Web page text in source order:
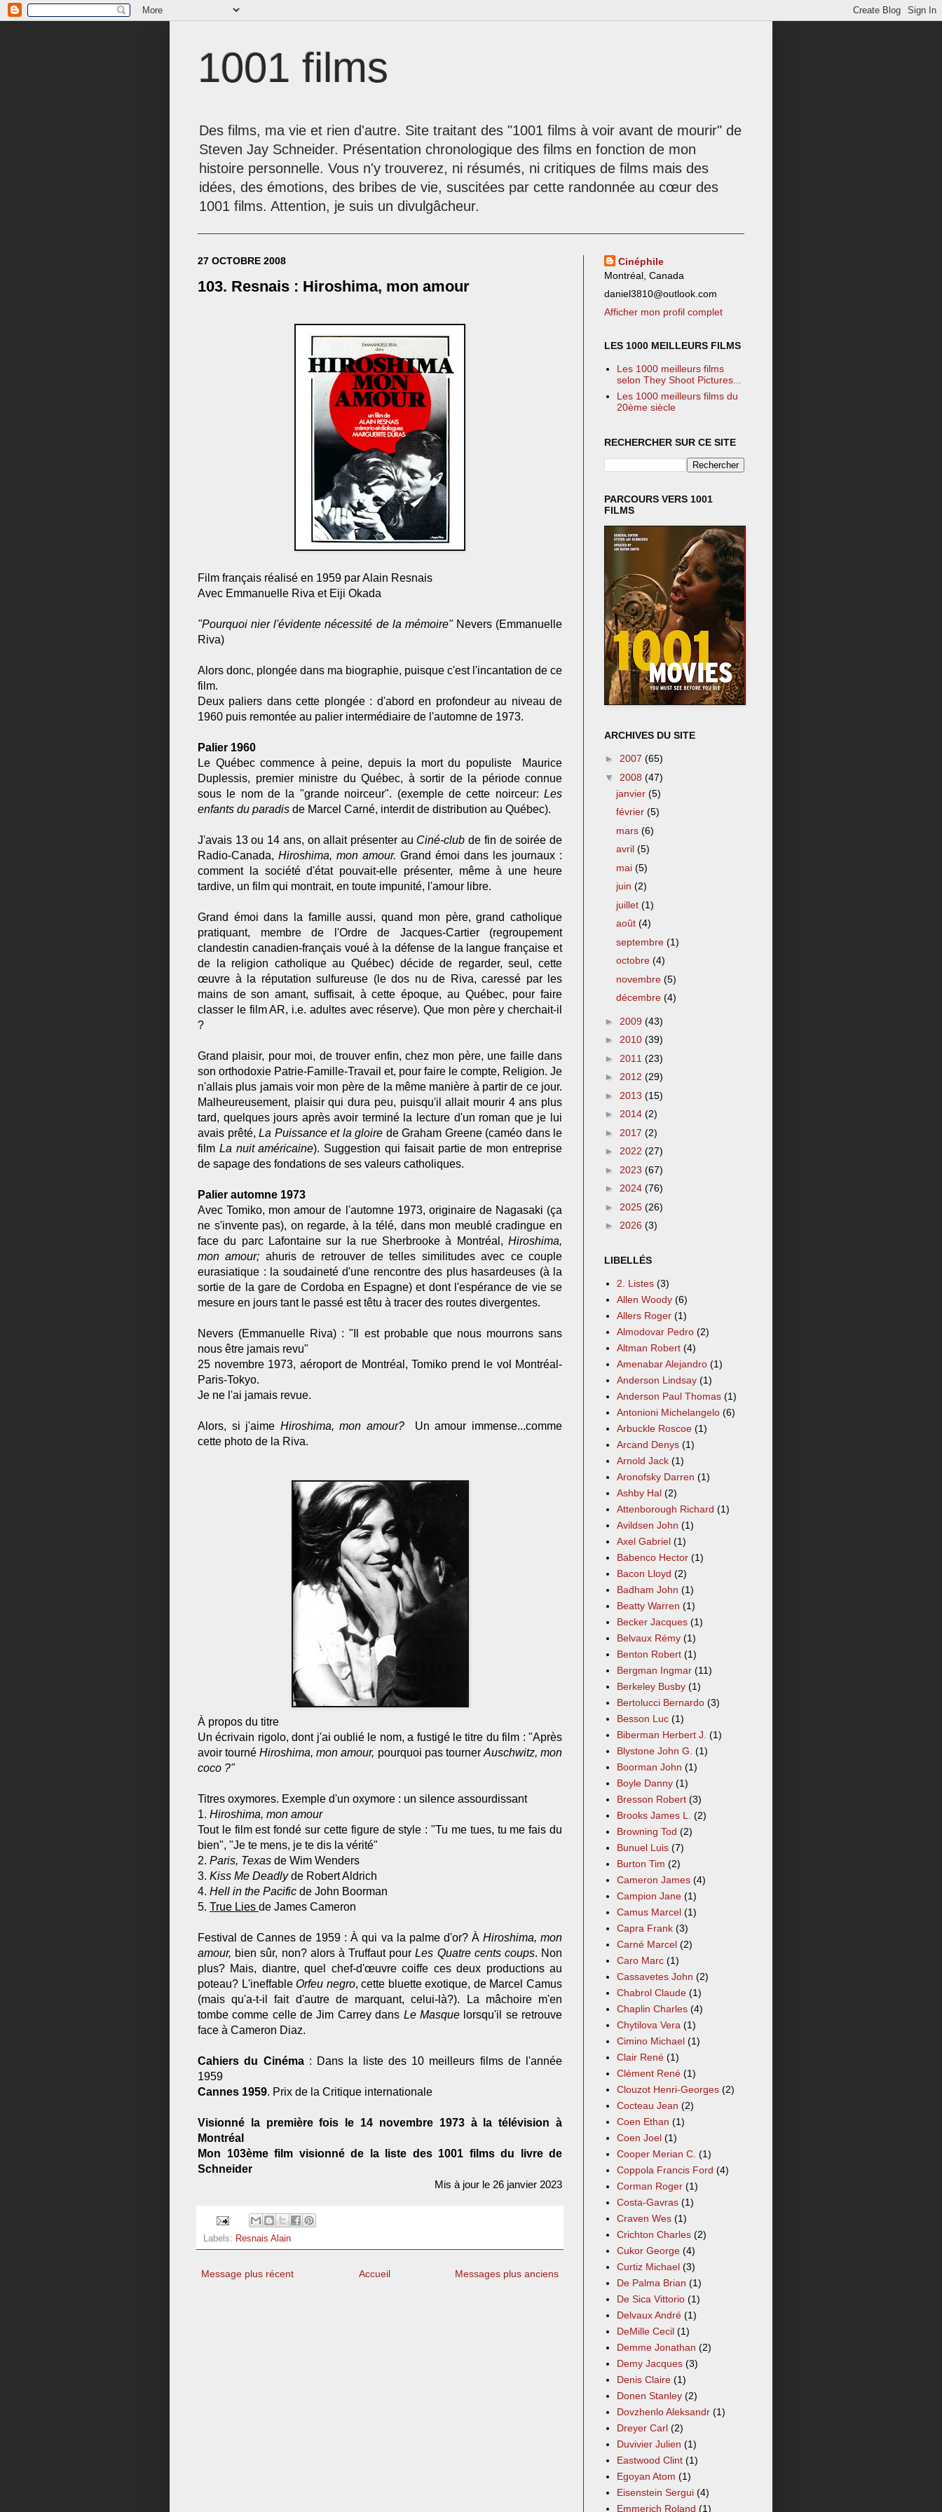
1001 films
Des films, ma vie et rien d'autre. Site traitant des "1001 films à voir avant de mourir" de
Steven Jay Schneider. Présentation chronologique des films en fonction de mon
histoire personnelle. Vous n'y trouverez, ni résumés, ni critiques de films mais des
idées, des émotions, des bribes de vie, suscitées par cette randonnée au cœur des
1001 films. Attention, je suis un divulgâcheur.
27 OCTOBRE 2008
103. Resnais : Hiroshima, mon amour
Film français réalisé en 1959 par Alain Resnais
Avec Emmanuelle Riva et Eiji Okada
"Pourquoi nier l'évidente nécessité de la mémoire" Nevers (Emmanuelle
Riva)
Alors donc, plongée dans ma biographie, puisque c'est l'incantation de ce
film.
Deux paliers dans cette plongée : d'abord en profondeur au niveau de
1960 puis remontée au palier intermédiaire de l'automne de 1973.
Palier 1960
Le Québec commence à peine, depuis la mort du populiste Maurice
Duplessis, premier ministre du Québec, à sortir de la période connue
sous le nom de la "grande noirceur". (exemple de cette noirceur: Les
enfants du paradis de Marcel Carné, interdit de distribution au Québec).
J'avais 13 ou 14 ans, on allait présenter au Ciné-clubde fin de soirée de
Radio-Canada, Hiroshima, mon amour. Grand émoi dans les journaux :
comment la société d'état pouvait-elle présenter, même à une heure
tardive, un film qui montrait, en toute impunité, l'amour libre.
Grand émoi dans la famille aussi, quand mon père, grand catholique
pratiquant, membre de l'Ordre de Jacques-Cartier (regroupement
clandestin canadien-français voué à la défense de la langue française et
de la religion catholique au Québec) décide de regarder, seul, cette
œuvre à la réputation sulfureuse (le dos nu de Riva, caressé par les
mains de son amant, suffisait, à cette époque, au Québec, pour faire
classer le film AR, i.e. adultes avec réserve). Que mon père y cherchait-il
?
Grand plaisir, pour moi, de trouver enfin, chez mon père, une faille dans
son orthodoxie Patrie-Famille-Travail et, pour faire le compte, Religion. Je
n'allais plus jamais voir mon père de la même manière à partir de ce jour.
Malheureusement, plaisir qui dura peu, puisqu'il allait mourir 4 ans plus
tard, quelques jours après avoir terminé la lecture d'un roman que je lui
avais prêté, La Puissance et la gloire de Graham Greene (caméo dans le
film La nuit américaine). Suggestion qui faisait partie de mon entreprise
de sapage des fondations de ses valeurs catholiques.
Palier automne 1973
Avec Tomiko, mon amour de l'automne 1973, originaire de Nagasaki (ça
ne s'invente pas), on regarde, à la télé, dans mon meublé cradingue en
face du parc Lafontaine sur la rue Sherbrooke à Montréal, Hiroshima,
mon amour; ahuris de retrouver de telles similitudes avec ce couple
eurasiatique : la soudaineté d'une rencontre des plus hasardeuses (à la
sortie de la gare de Cordoba en Espagne) et dont l'espérance de vie se
mesure en jours tant le passé est têtu à tracer des routes divergentes.
Nevers (Emmanuelle Riva) : "Il est probable que nous mourrons sans
nous être jamais revu"
25 novembre 1973, aéroport de Montréal, Tomiko prend le vol Montréal-
Paris-Tokyo.
Je ne l'ai jamais revue.
Alors, si j'aime Hiroshima, mon amour?Un amour immense...comme
cette photo de la Riva.
À propos du titre
Un écrivain rigolo, dont j'ai oublié le nom, a fustigé le titre du film : "Après
avoir tournéHiroshima, mon amour, pourquoi pas tourner Auschwitz, mon
coco ?"
Titres oxymores. Exemple d'un oxymore : un silence assourdissant
1. Hiroshima, mon amour
Tout le film est fondé sur cette figure de style : "Tu me tues, tu me fais du
bien", "Je te mens, je te dis la vérité"
2. Paris, Texas de Wim Wenders
3. Kiss Me Deadlyde Robert Aldrich
4. Hell in the Pacific de John Boorman
5. True Lies de James Cameron
Festival de Cannes de 1959 : À qui va la palme d'or? À Hiroshima, mon
amour, bien sûr, non? alors à Truffaut pourLes Quatre cents coups. Non
plus? Mais, diantre, quel chef-d'œuvre coiffe ces deux productions au
poteau? L'ineffableOrfeu negro, cette bluette exotique, de Marcel Camus
(mais qu'a-t-il fait d'autre de marquant, celui-là?). La mâchoire m'en
tombe comme celle de Jim Carrey dans Le Masque lorsqu'il se retrouve
face à Cameron Diaz.
Cahiers du Cinéma : Dans la liste des 10 meilleurs films de l'année
1959
Cannes 1959. Prix de la Critique internationale
Visionné la première fois le 14 novembre 1973 à la télévision à
Montréal
Mon 103ème film visionné de la liste des 1001 films du livre de
Schneider
Mis à jour le 26 janvier 2023
Labels: Resnais Alain
Message plus récent Messages plus anciens
Accueil
Cinéphile
Montréal, Canada
daniel3810@outlook.com
Afficher mon profil complet
LES 1000 MEILLEURS FILMS
Les 1000 meilleurs films
selon They Shoot Pictures...
Les 1000 meilleurs films du
20ème siècle
RECHERCHER SUR CE SITE
PARCOURS VERS 1001
FILMS
ARCHIVES DU SITE
► 2007 (65)
▼ 2008 (47)
janvier (5)
février (5)
mars (6)
avril (5)
mai (5)
juin (2)
juillet (1)
août (4)
septembre (1)
octobre (4)
novembre (5)
décembre (4)
► 2009 (43)
► 2010 (39)
► 2011 (23)
► 2012 (29)
► 2013 (15)
► 2014 (2)
► 2017 (2)
► 2022 (27)
► 2023 (67)
► 2024 (76)
► 2025 (26)
► 2026 (3)
LIBELLÉS
2. Listes (3)
Allen Woody (6)
Allers Roger (1)
Almodovar Pedro (2)
Altman Robert (4)
Amenabar Alejandro (1)
Anderson Lindsay (1)
Anderson Paul Thomas (1)
Antonioni Michelangelo (6)
Arbuckle Roscoe (1)
Arcand Denys (1)
Arnold Jack (1)
Aronofsky Darren (1)
Ashby Hal (2)
Attenborough Richard (1)
Avildsen John (1)
Axel Gabriel (1)
Babenco Hector (1)
Bacon Lloyd (2)
Badham John (1)
Beatty Warren (1)
Becker Jacques (1)
Belvaux Rémy (1)
Benton Robert (1)
Bergman Ingmar (11)
Berkeley Busby (1)
Bertolucci Bernardo (3)
Besson Luc (1)
Biberman Herbert J. (1)
Blystone John G. (1)
Boorman John (1)
Boyle Danny (1)
Bresson Robert (3)
Brooks James L. (2)
Browning Tod (2)
Bunuel Luis (7)
Burton Tim (2)
Cameron James (4)
Campion Jane (1)
Camus Marcel (1)
Capra Frank (3)
Carné Marcel (2)
Caro Marc (1)
Cassavetes John (2)
Chabrol Claude (1)
Chaplin Charles (4)
Chytilova Vera (1)
Cimino Michael (1)
Clair René (1)
Clément René (1)
Clouzot Henri-Georges (2)
Cocteau Jean (2)
Coen Ethan (1)
Coen Joel (1)
Cooper Merian C. (1)
Coppola Francis Ford (4)
Corman Roger (1)
Costa-Gavras (1)
Craven Wes (1)
Crichton Charles (2)
Cukor George (4)
Curtiz Michael (3)
De Palma Brian (1)
De Sica Vittorio (1)
Delvaux André (1)
DeMille Cecil (1)
Demme Jonathan (2)
Demy Jacques (3)
Denis Claire (1)
Donen Stanley (2)
Dovzhenlo Aleksandr (1)
Dreyer Carl (2)
Duvivier Julien (1)
Eastwood Clint (1)
Egoyan Atom (1)
Eisenstein Sergui (4)
Emmerich Roland (1)